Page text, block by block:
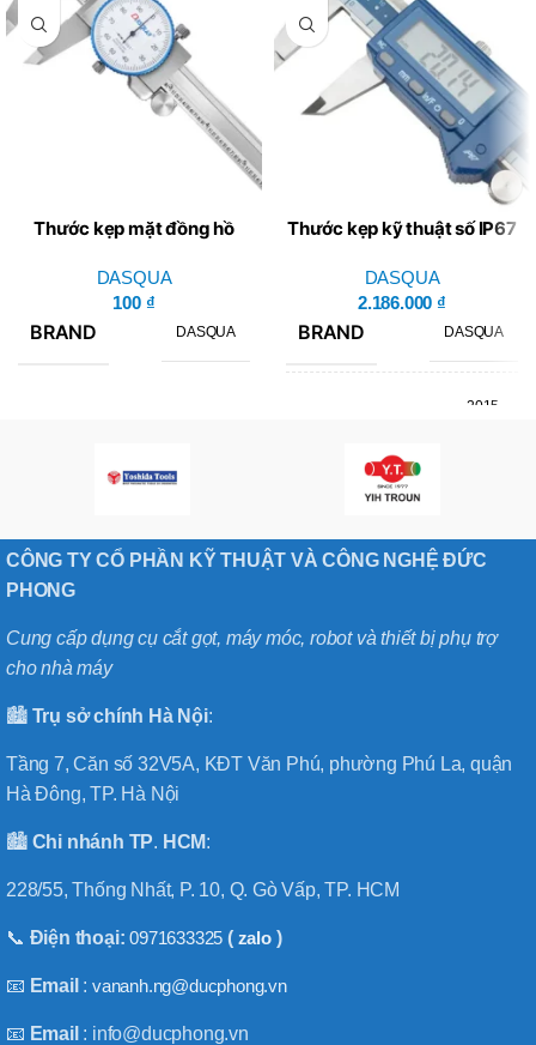
Thước kẹp mặt đồng hồ
DASQUA
100 ₫
BRAND DASQUA
Thước kẹp kỹ thuật số IP67
2015-1015-A
DASQUA
2.186.000 ₫
BRAND DASQUA
2015-
CÔNG TY CỔ PHẦN KỸ THUẬT VÀ CÔNG NGHỆ ĐỨC
PHONG
Cung cấp dụng cụ cắt gọt, máy móc, robot và thiết bị phụ trợ
cho nhà máy
🏙️ Trụ sở chính Hà Nội:
Tầng 7, Căn số 32V5A, KĐT Văn Phú, phường Phú La, quận
Hà Đông, TP. Hà Nội
🏙️ Chi nhánh TP. HCM:
228/55, Thống Nhất, P. 10, Q. Gò Vấp, TP. HCM
📞 Điện thoại:0971633325 ( zalo)
📧 Email :vananh.ng@ducphong.vn
📧 Email : info@ducphong.vn